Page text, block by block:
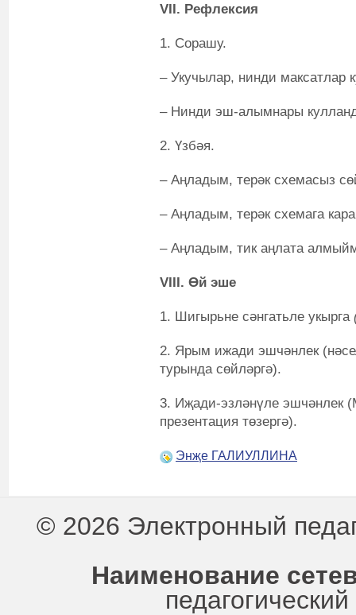
VII. Рефлексия
1. Сорашу.
– Укучылар, нинди максатлар
– Нинди эш-алымнары
2. Үзбәя.
– Аңладым, терәк схемасыз
– Аңладым, терәк схемага
– Аңладым, тик аңлата
VIII. Өй эше
1. Шигырьне сәнгатьле укырга
2. Ярым ижади эшчәнлек
турында сөйләргә).
3. Иҗади-эзләнүле эшчәнлек
презентация төзергә).
Энҗе ГАЛИУЛЛИНА
© 2026 Электронный
Наименование